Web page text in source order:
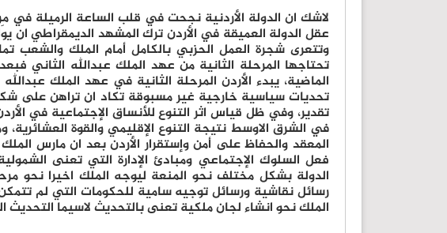
لاشك ان الدولة الأردنية نجحت في قلب الساعة الرميلة في
عقل الدولة العميقة في الأردن ترك المشهد الديمقراطي ان
وتتعرى شجرة العمل الحزبي بالكامل أمام الملك والشعب
الماضية، يبدء الأردن المرحلة الثانية في عهد الملك
تقدير، وفي ظل قياس اثر التنوع للأنساق الإجتماعية في
في الشرق الاوسط نتيجة التنوع الإقليمي والقوة العشائرية،
المعقد والحفاظ على أمن وإستقرار الأردن بعد ان مارس
فعل السلوك الإجتماعي ومبادئ الإدارة التي تعنى
رسائل نقاشية ورسائل توجيه سامية للحكومات التي لم
الملك نحو انشاء لجان ملكية تعنى بالتحديث لاسيما التحديث